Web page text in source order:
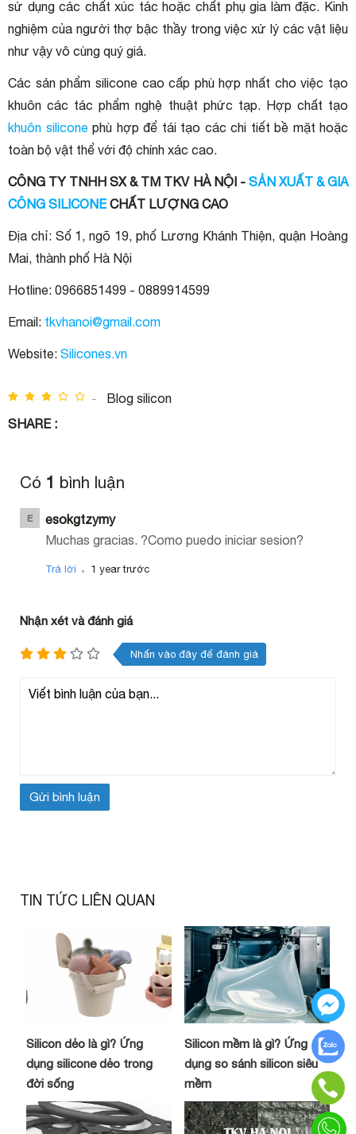
sử dụng các chất xúc tác hoặc chất phụ gia làm đặc. Kinh
nghiệm của người thợ bậc thầy trong việc xử lý các vật liệu
như vậy vô cùng quý giá.
Các sản phẩm silicone cao cấp phù hợp nhất cho việc tạo
khuôn các tác phẩm nghệ thuật phức tạp. Hợp chất tạo
khuôn siliconephù hợp để tái tạo các chi tiết bề mặt hoặc
toàn bộ vật thể với độ chính xác cao.
CÔNG TY TNHH SX & TM TKV HÀ NỘI - SẢN XUẤT & GIA
CÔNG SILICONECHẤT LƯỢNG CAO
Địa chỉ: Số 1, ngõ 19, phố Lương Khánh Thiện, quận Hoàng
Mai, thành phố Hà Nội
Hotline: 0966851499 - 0889914599
Email: tkvhanoi@gmail.com
Website: Silicones.vn
-
Blog silicon
SHARE :
Có 1 bình luận
E
esokgtzymy
Muchas gracias. ?Como puedo iniciar sesion?
Trả lời . 1 year trước
Nhận xét và đánh giá
Nhấn vào đây để đánh giá
TIN TỨC LIÊN QUAN
Silicon dẻo là gì? Ứng
dụng silicone dẻo trong
đời sống
Silicon mềm là gì? Ứng
dụng so sánh silicon siêu
mềm